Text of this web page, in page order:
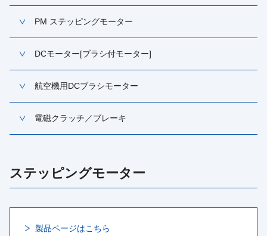
PM ステッピングモーター
DCモーター[ブラシ付モーター]
航空機用DCブラシモーター
電磁クラッチ／ブレーキ
ステッピングモーター
製品ページはこちら